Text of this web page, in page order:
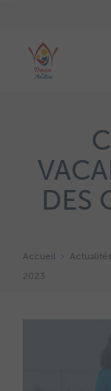
DES
Accueil Actualités
2023